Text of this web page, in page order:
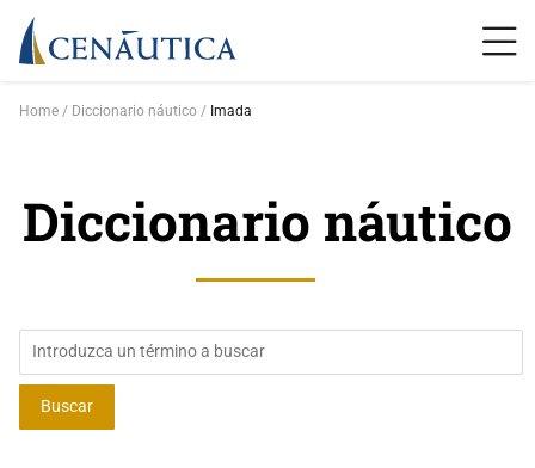
Home Diccionario náutico Imada
Diccionario náutico